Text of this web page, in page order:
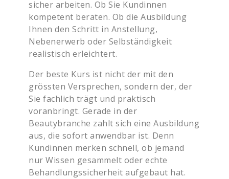
sicher arbeiten. Ob Sie Kundinnen
kompetent beraten. Ob die Ausbildung
Ihnen den Schritt in Anstellung,
Nebenerwerb oder Selbständigkeit
realistisch erleichtert.
Der beste Kurs ist nicht der mit den
grössten Versprechen, sondern der, der
Sie fachlich trägt und praktisch
voranbringt. Gerade in der
Beautybranche zahlt sich eine Ausbildung
aus, die sofort anwendbar ist. Denn
Kundinnen merken schnell, ob jemand
nur Wissen gesammelt oder echte
Behandlungssicherheit aufgebaut hat.